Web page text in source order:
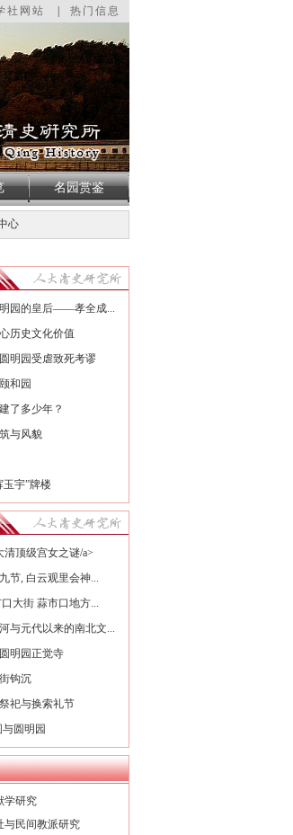
社网站 热门信息
名园赏鉴
心
园的皇后——孝全成...
历史文化价值
明园受虐致死考谬
和园
了多少年？
与风貌
玉宇”牌楼
清顶级宫女之谜/a>
节, 白云观里会神...
大街 蒜市口地方...
与元代以来的南北文...
明园正觉寺
钩沉
祀与换索礼节
与圆明园
学研究
与民间教派研究